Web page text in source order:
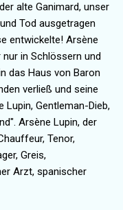
alte Ganimard, unser
Tod ausgetragen
entwickelte! Arsène
in Schlössern und
das Haus von Baron
verließ und seine
Lupin, Gentleman-Dieb,
Arsène Lupin, der
Tenor,
Greis,
Arzt, spanischer